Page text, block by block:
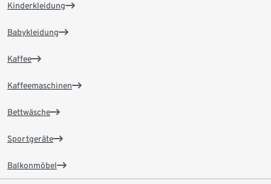
Kinderkleidung
Babykleidung
Kaffee
Kaffeemaschinen
Bettwäsche
Sportgeräte
Balkonmöbel